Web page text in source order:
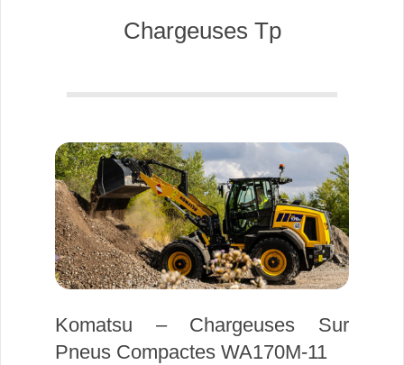
Chargeuses Tp
Komatsu – Chargeuses Sur
Pneus Compactes WA170M-11